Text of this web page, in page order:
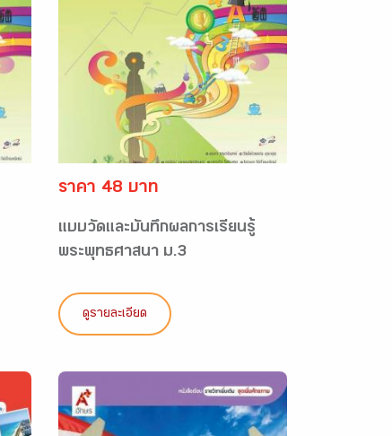
ราคา 48 บาท
แบบวัดและบันทึกผลการเรียนรู้
พระพุทธศาสนา ม.3
ดูรายละเอียด